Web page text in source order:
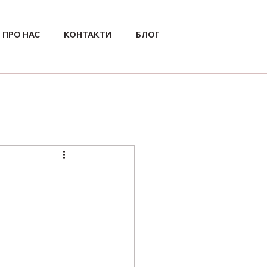
ПРО НАС КОНТАКТИ БЛОГ